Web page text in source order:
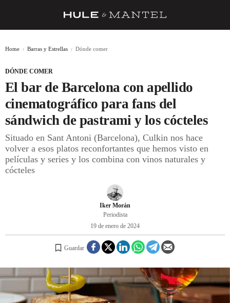
BARRAS Y ESTRELLAS
DÓNDE COMER
ÍDOLOS DE MESAS
CUADERNO DE VIAJE
INICIAR SESIÓN
Home Barras y Estrellas Dónde comer
DÓNDE COMER
El bar de Barcelona con apellido
cinematográfico para fans del
sándwich de pastrami y los cócteles
Situado en Sant Antoni (Barcelona), Culkin nos hace
volver a esos platos reconfortantes que hemos visto en
películas y series y los combina con vinos naturales y
cócteles
Iker Morán
Periodista
19 de enero de 2024
Guardar